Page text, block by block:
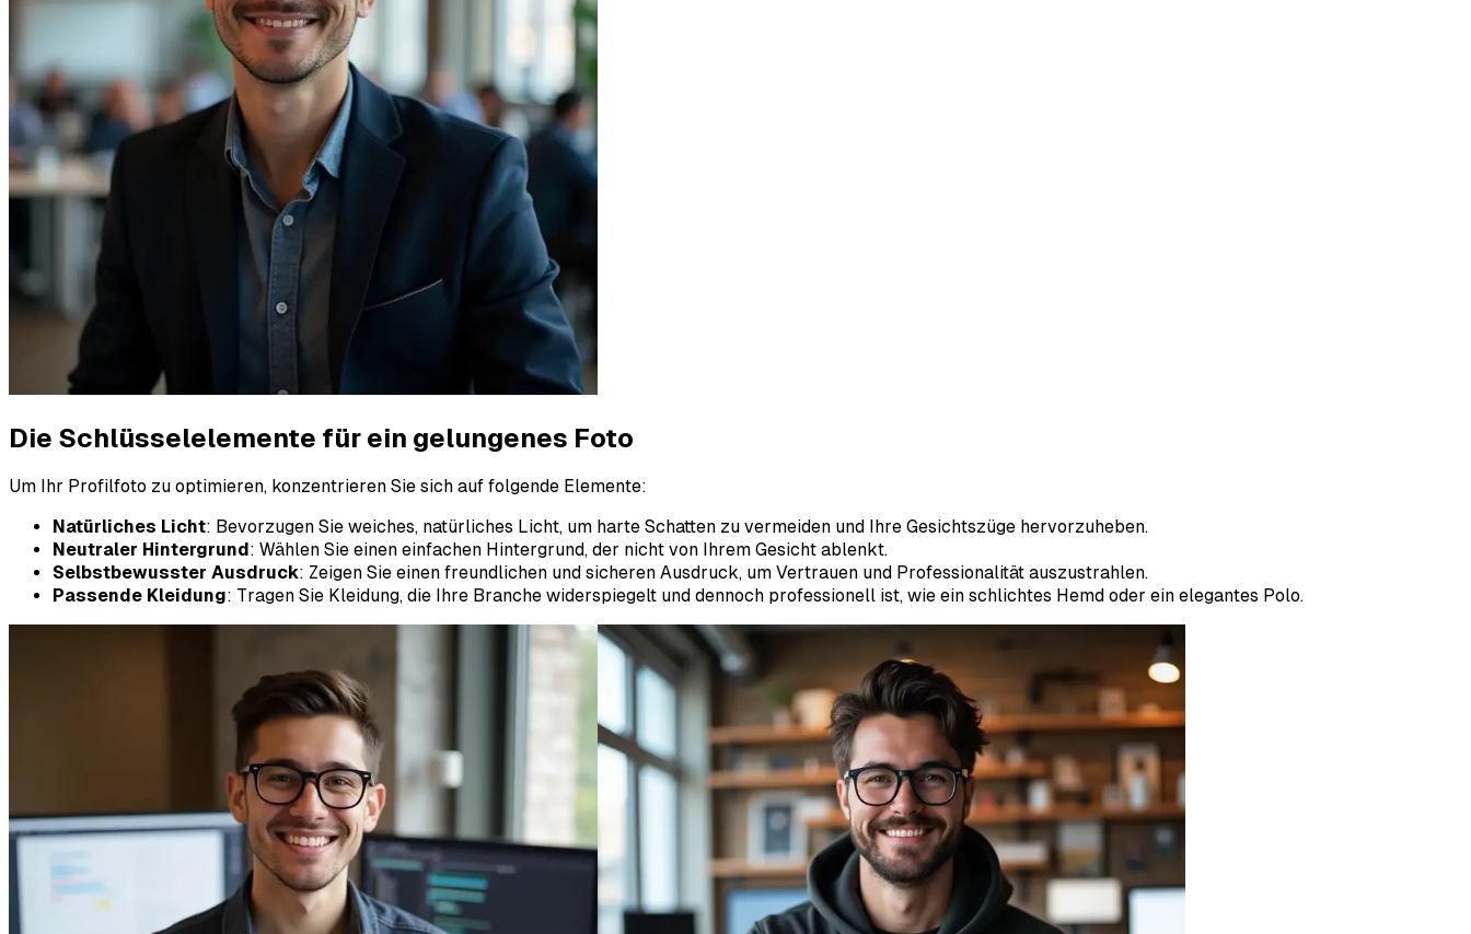
Die Schlüsselelemente für ein gelungenes Foto
Um Ihr Profilfoto zu optimieren, konzentrieren Sie sich auf folgende Elemente:
Natürliches Licht: Bevorzugen Sie weiches, natürliches Licht, um harte Schatten zu vermeiden und Ihre Gesichtszüge hervorzuheben.
Neutraler Hintergrund : Wählen Sie einen einfachen Hintergrund, der nicht von Ihrem Gesicht ablenkt.
Selbstbewusster Ausdruck: Zeigen Sie einen freundlichen und sicheren Ausdruck, um Vertrauen und Professionalität auszustrahlen.
Passende Kleidung: Tragen Sie Kleidung, die Ihre Branche widerspiegelt und dennoch professionell ist, wie ein schlichtes Hemd oder ein elegantes Polo.